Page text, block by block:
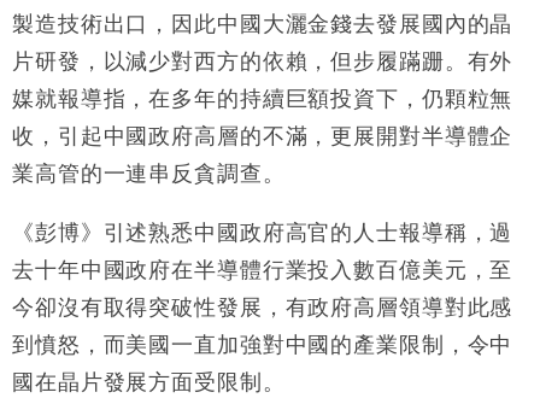
12:30
財經｜香港7月PMI回落至51 企業擴張放慢兼縮減人
11:40
Google晶片
10:57
財經｜美商務部擬擴大金屬關稅範圍 14類產品或加徵
25%
定高消費客群
17:40
財經｜本港6月零售額連升14個月 珠寶鐘錶銷售升勢
最強
16:33
財經｜滙控重啟最多10億美元回購 派息比率目標維持
50%
製造技術出口，因此中國大灑金錢去發展國內的晶
片研發，以減少對西方的依賴，但步履蹣跚。有外
媒就報導指，在多年的持續巨額投資下，仍顆粒無
收，引起中國政府高層的不滿，更展開對半導體企
業高管的一連串反貪調查。
《彭博》引述熟悉中國政府高官的人士報導稱，過
去十年中國政府在半導體行業投入數百億美元，至
今卻沒有取得突破性發展，有政府高層領導對此感
到憤怒，而美國一直加強對中國的產業限制，令中
國在晶片發展方面受限制。